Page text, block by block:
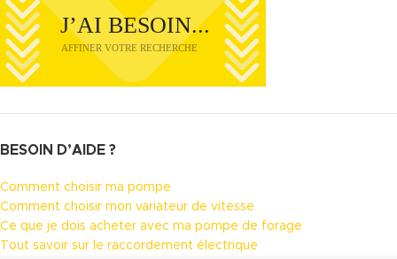
BESOIN D’AIDE ?
Comment choisir ma pompe
Comment choisir mon variateur de vitesse
Ce que je dois acheter avec ma pompe de forage
Tout savoir sur le raccordement électrique